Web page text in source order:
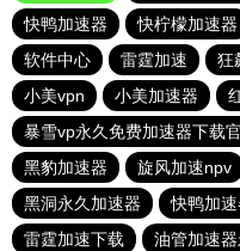
快鸭加速器
快柠檬加速器
软件中心
雷霆加速 狂
小美vpn
小美加速器
暴雪vp永久免费加速器下载
黑豹加速器
旋风加速npv
黑洞永久加速器
快鸭加
雷霆加速下载
油管加速